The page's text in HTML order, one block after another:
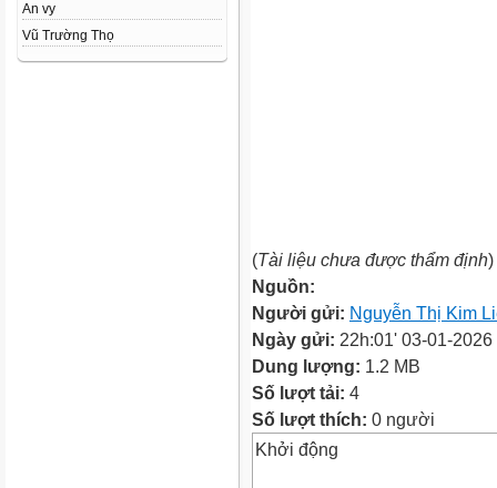
An vy
Vũ Trường Thọ
(Tài liệu chưa được thẩm định)
Nguồn:
Người gửi: Nguyễn Thị Kim
Ngày gửi: 22h:01' 03-01-2026
Dung lượng: 1.2 MB
Số lượt tải: 4
Số lượt thích: 0 người
Khởi động